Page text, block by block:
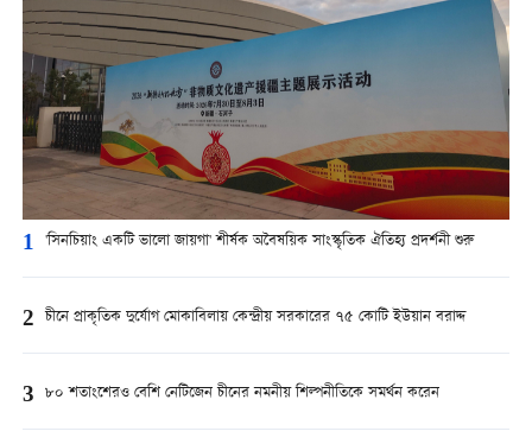
1 'সিনচিয়াং একটি ভালো জায়গা' শীর্ষক অবৈষয়িক সাংস্কৃতিক ঐতিহ্য প্রদর্শনী শুরু
2 চীনে প্রাকৃতিক দুর্যোগ মোকাবিলায় কেন্দ্রীয় সরকারের ৭৫ কোটি ইউয়ান বরাদ্দ
3 ৮০ শতাংশেরও বেশি নেটিজেন চীনের নমনীয় শিল্পনীতিকে সমর্থন করেন